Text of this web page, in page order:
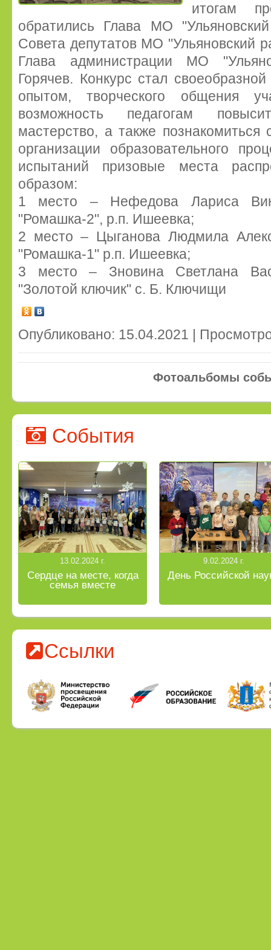
итогам
обратились Глава МО
Совета депутатов МО "Ульяновский
Глава администрации МО
Горячев. Конкурс стал
опытом, творческого общения
возможность педагогам
мастерство, а также
организации образовательного
испытаний призовые места
образом:
1 место – Нефедова Лариса
"Ромашка-2", р.п. Ишеевка;
2 место – Цыганова Людмила
"Ромашка-1" р.п. Ишеевка;
3 место – Зновина Светлана
"Золотой ключик" с. Б. Ключищи
Опубликовано: 15.04.2021 |
Фотоальбомы
События
13.02.2024 г.
Сердце на месте, когда
семья вместе
9.02.2024 г.
День Российской
Ссылки